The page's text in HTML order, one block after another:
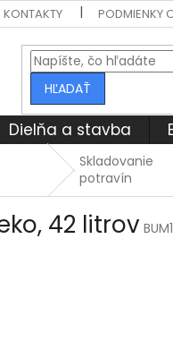
KONTAKTY PODMIENKY
HĽADAŤ
Dielňa a stavba
Skladovanie
potravín
42 litrov